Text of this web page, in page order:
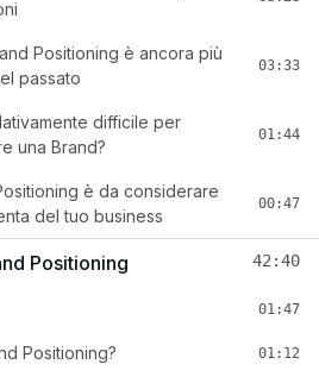
Positioning è ancora più
passato
03:33
difficile per
una Brand?
01:44
è da considerare
del tuo business
00:47
Positioning 42:40
01:47
Positioning? 01:12